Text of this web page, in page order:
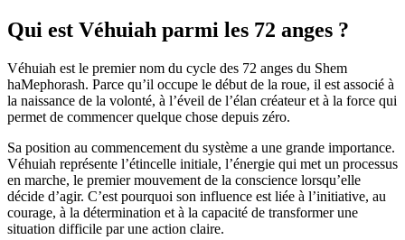
Qui est Véhuiah parmi les 72 anges ?
Véhuiah est le premier nom du cycle des 72 anges du Shem
haMephorash. Parce qu’il occupe le début de la roue, il est associé à
la naissance de la volonté, à l’éveil de l’élan créateur et à la force qui
permet de commencer quelque chose depuis zéro.
Sa position au commencement du système a une grande importance.
Véhuiah représente l’étincelle initiale, l’énergie qui met un processus
en marche, le premier mouvement de la conscience lorsqu’elle
décide d’agir. C’est pourquoi son influence est liée à l’initiative, au
courage, à la détermination et à la capacité de transformer une
situation difficile par une action claire.